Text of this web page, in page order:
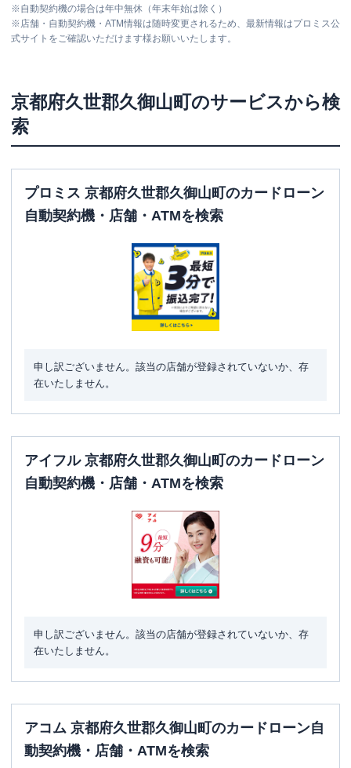
※自動契約機の場合は年中無休（年末年始は除く）
※店舗・自動契約機・ATM情報は随時変更されるため、最新情報はプロミス公
式サイトをご確認いただけます様お願いいたします。
京都府久世郡久御山町のサービスから検
索
プロミス 京都府久世郡久御山町のカードローン
自動契約機・店舗・ATMを検索
申し訳ございません。該当の店舗が登録されていないか、存
在いたしません。
アイフル 京都府久世郡久御山町のカードローン
自動契約機・店舗・ATMを検索
申し訳ございません。該当の店舗が登録されていないか、存
在いたしません。
アコム 京都府久世郡久御山町のカードローン自
動契約機・店舗・ATMを検索